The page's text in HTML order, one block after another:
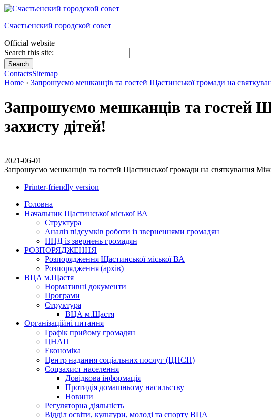
Счастьенский городской совет
Official website
Search this site:
ContactsSitemap
Home › Запрошуємо мешканців та гостей Щастинської громади на
Запрошуємо мешканців та гостей
захисту дітей!
2021-06-01
Запрошуємо мешканців та гостей Щастинської громади на святкування
Printer-friendly version
Головна
Начальник Щастинської міської ВА
Структура
Аналіз підсумків роботи із зверненнями громадян
НПД із звернень громадян
РОЗПОРЯДЖЕННЯ
Розпорядження Щастинської міської ВА
Розпорядження (архів)
ВЦА м.Щастя
Нормативні документи
Програми
Структура
ВЦА м.Щастя
Організаційні питання
Графік прийому громадян
ЦНАП
Економіка
Центр надання соціальних послуг (ЦНСП)
Соцзахист населення
Довідкова інформація
Протидія домашньому насильству
Новини
Регуляторна діяльність
Відділ освіти, культури, молоді та спорту ВЦА